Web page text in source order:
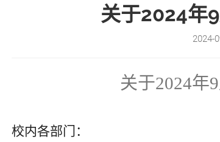
关于2024年
2024-
关于2024年
校内各部门：